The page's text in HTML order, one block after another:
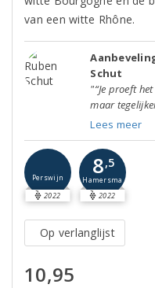
van een witte Rhône.
Schut
"“Je proeft
maar
Lees meer
Perswijn
2022
8,5
Hamersma
2022
Op verlanglijst
10,95